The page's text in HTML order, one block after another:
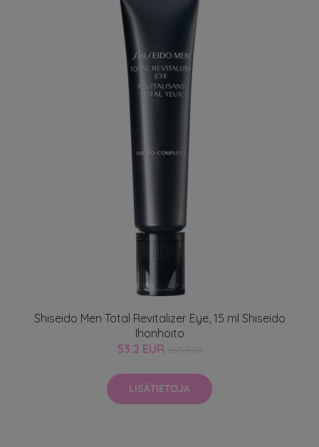
Shiseido Men Total Revitalizer Eye, 15 ml Shiseido
Ihonhoito
53.2 EUR
LISÄTIETOJA